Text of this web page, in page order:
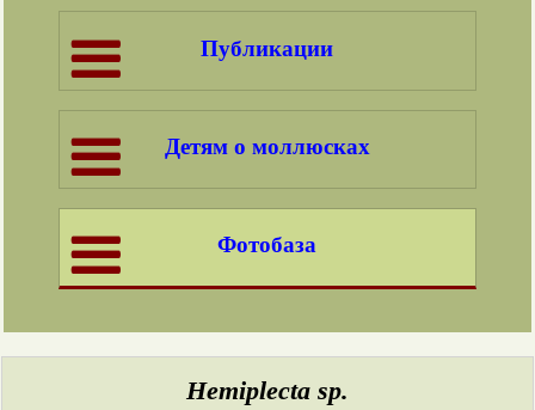
Публикации
Детям о моллюсках
Фотобаза
Hemiplecta sp.